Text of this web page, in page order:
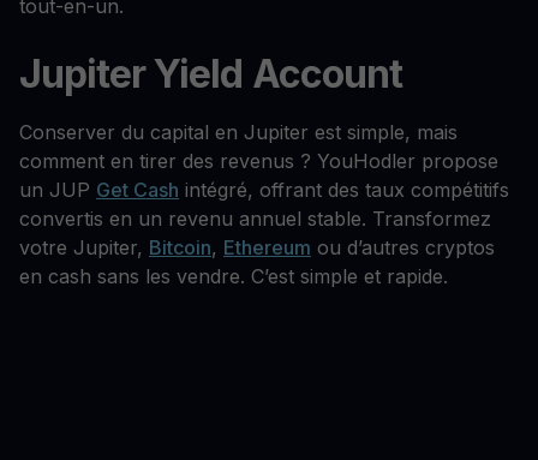
tout-en-un.
Jupiter Yield Account
Conserver du capital en Jupiter est simple, mais
comment en tirer des revenus ? YouHodler propose
un JUP Get Cash intégré, offrant des taux compétitifs
convertis en un revenu annuel stable. Transformez
votre Jupiter, Bitcoin, Ethereum ou d’autres cryptos
en cash sans les vendre. C’est simple et rapide.